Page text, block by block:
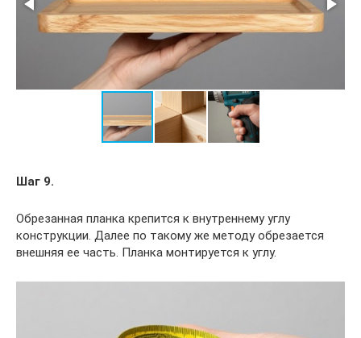
Шаг 9.
Обрезанная планка крепится к внутреннему углу
конструкции. Далее по такому же методу обрезается
внешняя ее часть. Планка монтируется к углу.